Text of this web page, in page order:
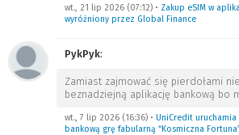
wt., 21 lip 2026 (07:12) • Zakup eSIM w
wyróżniony przez Global Finance
PykPyk:
Zamiast zajmować się pierdołami
beznadziejną aplikację bankową bo
wt., 7 lip 2026 (16:36) • UniCredit
bankową grę fabularną “Kosmiczna